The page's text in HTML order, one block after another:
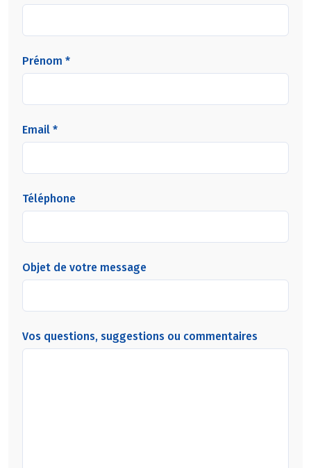
Prénom *
Email *
Téléphone
Objet de votre message
Vos questions, suggestions ou commentaires